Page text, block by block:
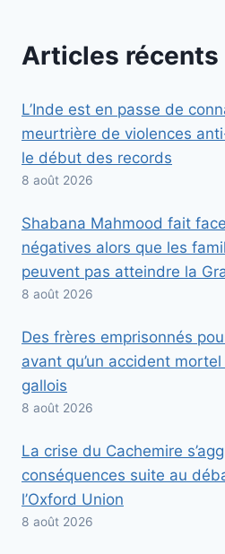
Articles récents
L’Inde est en passe de
meurtrière de violences
le début des records
8 août 2026
Shabana Mahmood fait
négatives alors que les
peuvent pas atteindre la
8 août 2026
Des frères emprisonnés
avant qu’un accident
gallois
8 août 2026
La crise du Cachemire
conséquences suite au
l’Oxford Union
8 août 2026